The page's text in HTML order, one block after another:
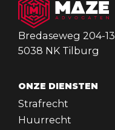
Bredaseweg 204-13
5038 NK Tilburg
ONZE DIENSTEN
Strafrecht
Huurrecht